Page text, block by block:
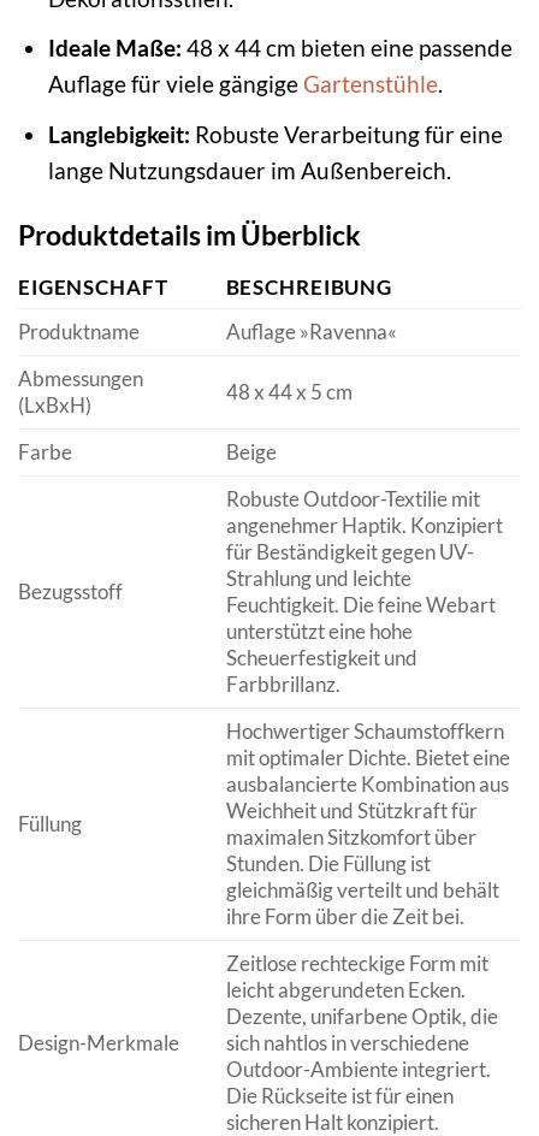
Ideale Maße: 48 x 44 cm bieten eine passende
Auflage für viele gängige Gartenstühle.
Langlebigkeit: Robuste Verarbeitung für eine
lange Nutzungsdauer im Außenbereich.
Produktdetails im Überblick
EIGENSCHAFT
BESCHREIBUNG
Produktname
Auflage »Ravenna«
Abmessungen
(LxBxH)
48 x 44 x 5 cm
Farbe Beige
Bezugsstoff
Robuste Outdoor-Textilie mit
angenehmer Haptik. Konzipiert
für Beständigkeit gegen UV-
Strahlung und leichte
Feuchtigkeit. Die feine Webart
unterstützt eine hohe
Scheuerfestigkeit und
Farbbrillanz.
Füllung
Hochwertiger Schaumstoffkern
mit optimaler Dichte. Bietet eine
ausbalancierte Kombination aus
Weichheit und Stützkraft für
maximalen Sitzkomfort über
Stunden. Die Füllung ist
gleichmäßig verteilt und behält
ihre Form über die Zeit bei.
Design-Merkmale
Zeitlose rechteckige Form mit
leicht abgerundeten Ecken.
Dezente, unifarbene Optik, die
sich nahtlos in verschiedene
Outdoor-Ambiente integriert.
Die Rückseite ist für einen
sicheren Halt konzipiert.